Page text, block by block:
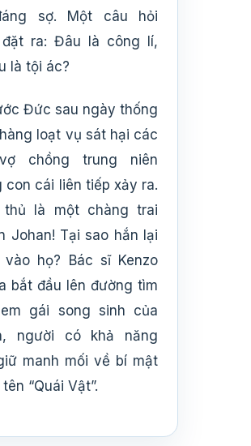
sợ. Một câu hỏi
ra: Đâu là công lí,
là tội ác?
Đức sau ngày thống
loạt vụ sát hại các
chồng trung niên
con cái liên tiếp xảy ra.
thủ là một chàng trai
Johan! Tại sao hắn lại
vào họ? Bác sĩ Kenzo
bắt đầu lên đường tìm
gái song sinh của
người có khả năng
manh mối về bí mật
“Quái Vật”.